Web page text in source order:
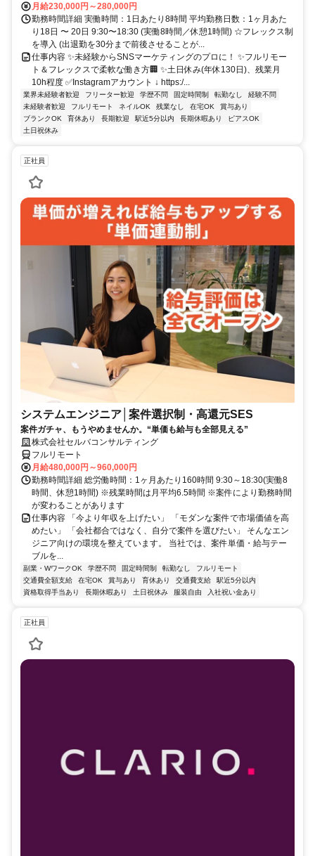
月給230,000円～280,000円
勤務時間詳細 実働時間：1日あたり8時間 平均勤務日数：1ヶ月あた
り18日 〜 20日 9:30〜18:30 (実働8時間／休憩1時間) ☆フレックス制
を導入 (出退勤を30分まで前後させることが...
仕事内容 ✨未経験からSNSマーケティングのプロに！ ✨フルリモー
ト＆フレックスで柔軟な働き方🏢 ✨土日休み(年休130日)、残業月
10h程度 ✅Instagramアカウント ↓ https:/...
業界未経験者歓迎 フリーター歓迎 学歴不問 固定時間制 転勤なし
経験不問
未経験者歓迎
フルリモート ネイルOK 残業なし 在宅OK
賞与あり
ブランクOK
育休あり 長期歓迎 駅近5分以内 長期休暇あり
ピアスOK
土日祝休み
正社員
システムエンジニア│案件選択制・高還元SES
案件ガチャ、もうやめませんか。“単価も給与も全部見える”
株式会社セルバコンサルティング
フルリモート
月給480,000円～960,000円
勤務時間詳細 総労働時間：1ヶ月あたり160時間 9:30～18:30(実働8
時間、休憩1時間) ※残業時間は月平均6.5時間 ※案件により勤務時間
が変わることがあります
仕事内容 「今より年収を上げたい」 「モダンな案件で市場価値を高
めたい」 「会社都合ではなく、自分で案件を選びたい」 そんなエン
ジニア向けの環境を整えています。 当社では、案件単価・給与テー
ブルを...
副業・WワークOK 学歴不問 固定時間制 転勤なし
フルリモート
交通費全額支給
在宅OK 賞与あり 育休あり 交通費支給
駅近5分以内
資格取得手当あり
長期休暇あり 土日祝休み 服装自由 入社祝い金あり
正社員